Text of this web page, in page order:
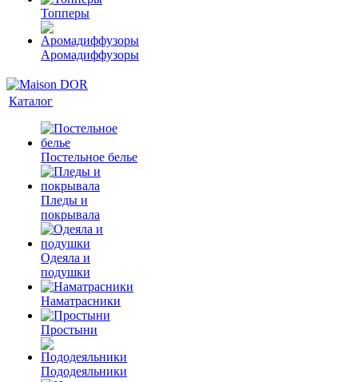
Топперы
Аромадиффузоры
Каталог
Постельное белье
Пледы и
покрывала
Одеяла и
подушки
Наматрасники
Простыни
Пододеяльники